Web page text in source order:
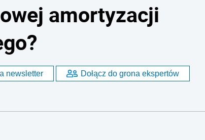
amortyzacji
newsletter Dołącz do grona ekspertów